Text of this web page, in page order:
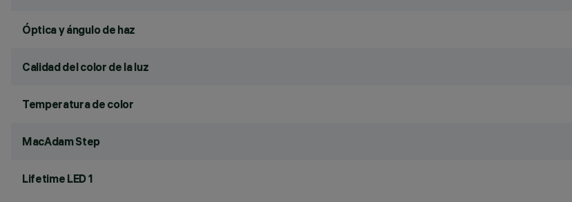
Óptica y ángulo de haz
Calidad del color de la luz
Temperatura de color
MacAdam Step
Lifetime LED 1